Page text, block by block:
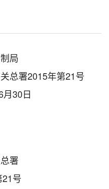
局
总署2015年第21号
月30日
署
21号